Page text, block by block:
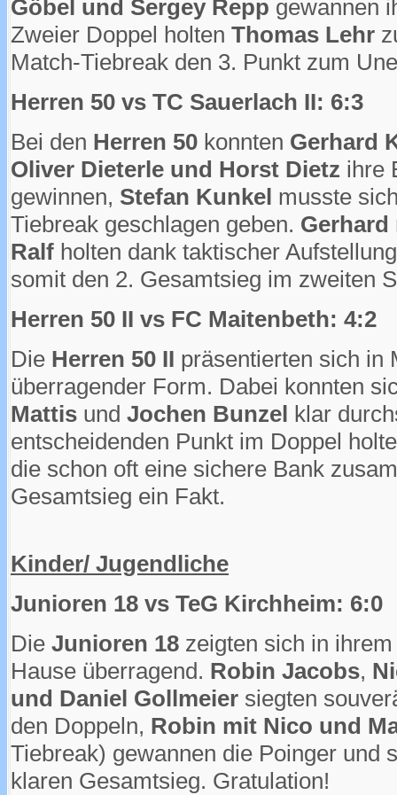
Göbel und Sergey Repp gewannen
Zweier Doppel holten Thomas Lehr
Match-Tiebreak den 3. Punkt zum
Herren 50 vs TC Sauerlach II: 6:3
Bei den Herren 50 konnten Gerhard
Oliver Dieterle und Horst Dietz ihre
gewinnen, Stefan Kunkel musste
Tiebreak geschlagen geben.
Ralf holten dank taktischer
somit den 2. Gesamtsieg im zweiten
Herren 50 II vs FC Maitenbeth: 4:2
Die Herren 50 II präsentierten sich in
überragender Form. Dabei konnten
Mattis und Jochen Bunzel klar
entscheidenden Punkt im Doppel
die schon oft eine sichere Bank
Gesamtsieg ein Fakt.
Kinder/ Jugendliche
Junioren 18 vs TeG Kirchheim: 6:0
Die Junioren 18 zeigten sich in
Hause überragend. Robin Jacobs,
und Daniel Gollmeier siegten
den Doppeln, Robin mit Nico und
Tiebreak) gewannen die Poinger und
klaren Gesamtsieg. Gratulation!